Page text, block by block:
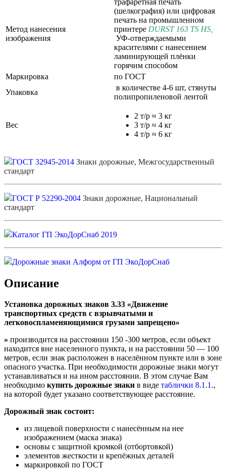
Метод нанесения
изображения
(шелкография) или цифровая
печать на промышленном
принтере DURST 163 TS HS
УФ-отверждаемыми
красителями с нанесением
ламинирующей плёнки
горячим способом
Маркировка
по ГОСТ
Упаковка
в количестве 4-6 шт, стянуты
полипропиленовой лентой
Вес
2 т/р ≈ 3 кг
3 т/р ≈ 4 кг
4 т/р ≈ 6 кг
ГОСТ 32945-2014 Знаки дорожные, Межгосударственный
стандарт
ГОСТ Р 52290-2004 Знаки дорожные, Национальный
стандарт
Каталог ГП ЭкоДорСнаб 2019
Дорожные знаки Алформ от ГП ЭкоДорСнаб
Описание
Установка дорожных знаков 3.33 «Движение
транспортных средств с взрывчатыми и
легковоспламеняющимися грузами запрещено»
» производится на расстоянии 150 -300 метров, если объект
находится вне населенного пункта, и на расстоянии 50 — 100
метров, если знак расположен в населённом пункте или в зоне
опасного участка. При необходимости дорожные знаки могут
устанавливаться и на ином расстоянии. В этом случае Вам
необходимо купить дорожные знаки в виде таблички 8.1.1.,
на которой будет указано соответствующее расстояние.
Дорожный знак состоит:
из лицевой поверхности с нанесённым на нее
изображением (маска знака)
основы с защитной кромкой (отбортовкой)
элементов жесткости и крепёжных деталей
маркировкой по ГОСТ